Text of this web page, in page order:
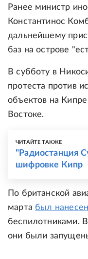
Ранее министр
Константинос
дальнейшему
баз на острове
В субботу в
протеста против
объектов на
Востоке.
ЧИТАЙТЕ ТАКЖЕ
"Радиостанция
шифровке Кипр
По британской
марта был
беспилотниками.
они были